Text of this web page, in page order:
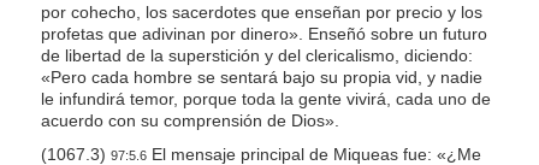
por cohecho, los sacerdotes que enseñan por precio y los
profetas que adivinan por dinero». Enseñó sobre un futuro
de libertad de la superstición y del clericalismo, diciendo:
«Pero cada hombre se sentará bajo su propia vid, y nadie
le infundirá temor, porque toda la gente vivirá, cada uno de
acuerdo con su comprensión de Dios».
(1067.3) 97:5.6El mensaje principal de Miqueas fue: «¿Me